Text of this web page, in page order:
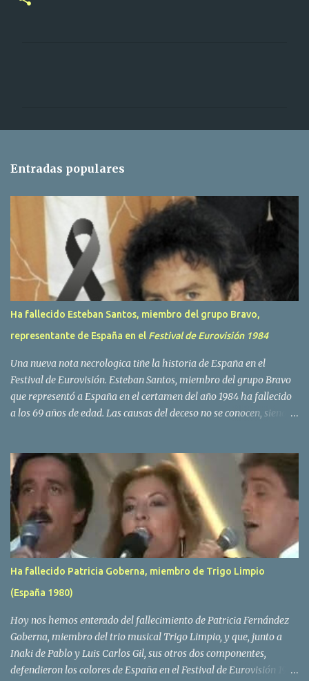
r
s
Entradas populares
Ha fallecido Esteban Santos, miembro del grupo Bravo,
representante de España en el Festival de Eurovisión 1984
Una nueva nota necrologica tiñe la historia de España en el
Festival de Eurovisión. Esteban Santos, miembro del grupo Bravo
que representó a España en el certamen del año 1984 ha fallecido
a los 69 años de edad. Las causas del deceso no se conocen, siendo
traves de las redes sociales. Nacido en Tolosa en 1951, durante su
epoca universitaria en la carrera de empresariales conoció al
estudiante de medicina Luis Villar, comenzando a actuar
juntos,Santos a la guitarra y Villar al piano, sin atreverse a dar el
salto al mercado profesional. Sin embargo esto cambió gracias a la
propia Amaia Saizar, que tras su abandono de Trigo Limpio,
recibió por parte de la discografica Hispavox el encargo de crear
un nuevo grupo, reclutando al duo de amigos y a la ex modelo
Yolanda Hoyos. Con los cuatro surgió en el año 1982 el grupo
Ha fallecido Patricia Goberna, miembro de Trigo Limpio
(España 1980)
Hoy nos hemos enterado del fallecimiento de Patricia Fernández
Goberna, miembro del trio musical Trigo Limpio, y que, junto a
Iñaki de Pablo y Luis Carlos Gil, sus otros dos componentes,
defendieron los colores de España en el Festival de Eurovisión 1980